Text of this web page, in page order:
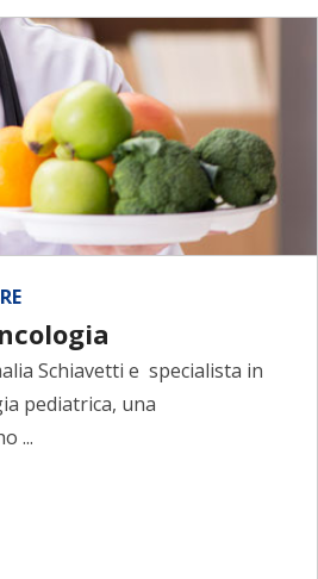
Schiavetti e specialista in
pediatrica, una
...